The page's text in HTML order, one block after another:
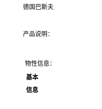
德国巴斯夫
产品说明：
物性信息：
基本
信息